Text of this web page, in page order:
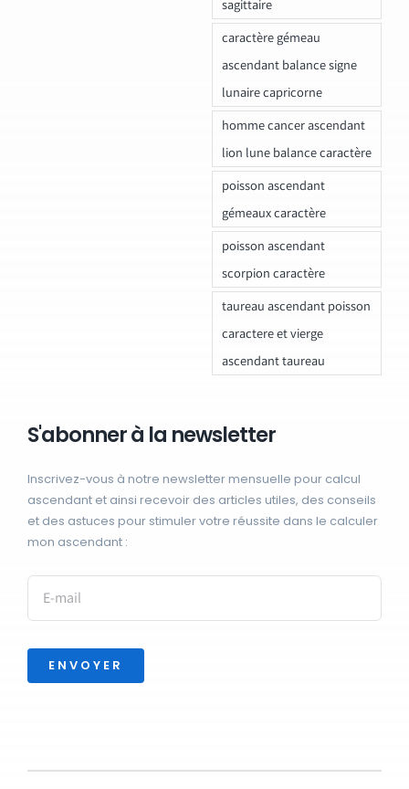
sagittaire
caractère gémeau
ascendant balance signe
lunaire capricorne
homme cancer ascendant
lion lune balance caractère
poisson ascendant
gémeaux caractère
poisson ascendant
scorpion caractère
taureau ascendant poisson
caractere et vierge
ascendant taureau
S'abonner à la newsletter
Inscrivez-vous à notre newsletter mensuelle pour calcul
ascendant et ainsi recevoir des articles utiles, des conseils
et des astuces pour stimuler votre réussite dans le calculer
mon ascendant :
ENVOYER